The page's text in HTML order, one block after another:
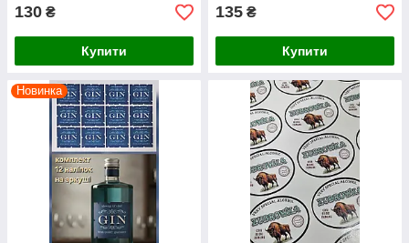
130 ₴
Купити
135 ₴
Купити
Новинка